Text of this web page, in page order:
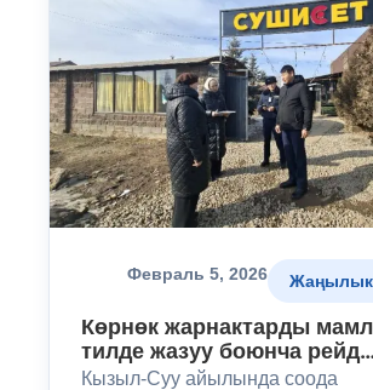
Февраль 5, 2026
Көрнөк жарнактарды
тилде жазуу боюнча рейд
жүргүзүлдү
Кызыл-Суу айылында соода